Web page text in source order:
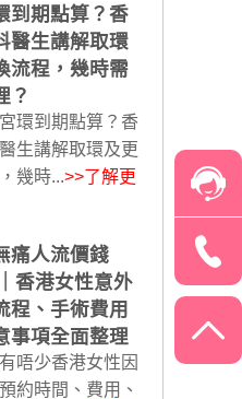
到期點算？香
醫生講解取環
流程，幾時需
？
到期點算？香
生講解取環及更
幾時...>>了解更
痛人流價錢
香港女性意外
程、手術費用
事項全面整理
唔少香港女性因
約時間、費用、